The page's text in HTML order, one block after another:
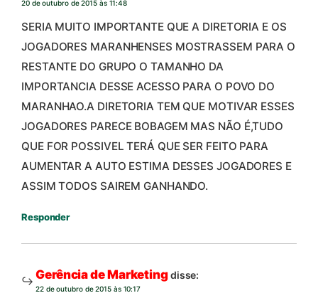
20 de outubro de 2015 às 11:48
SERIA MUITO IMPORTANTE QUE A DIRETORIA E OS
JOGADORES MARANHENSES MOSTRASSEM PARA O
RESTANTE DO GRUPO O TAMANHO DA
IMPORTANCIA DESSE ACESSO PARA O POVO DO
MARANHAO.A DIRETORIA TEM QUE MOTIVAR ESSES
JOGADORES PARECE BOBAGEM MAS NÃO É,TUDO
QUE FOR POSSIVEL TERÁ QUE SER FEITO PARA
AUMENTAR A AUTO ESTIMA DESSES JOGADORES E
ASSIM TODOS SAIREM GANHANDO.
Responder
Gerência de Marketingdisse:
22 de outubro de 2015 às 10:17